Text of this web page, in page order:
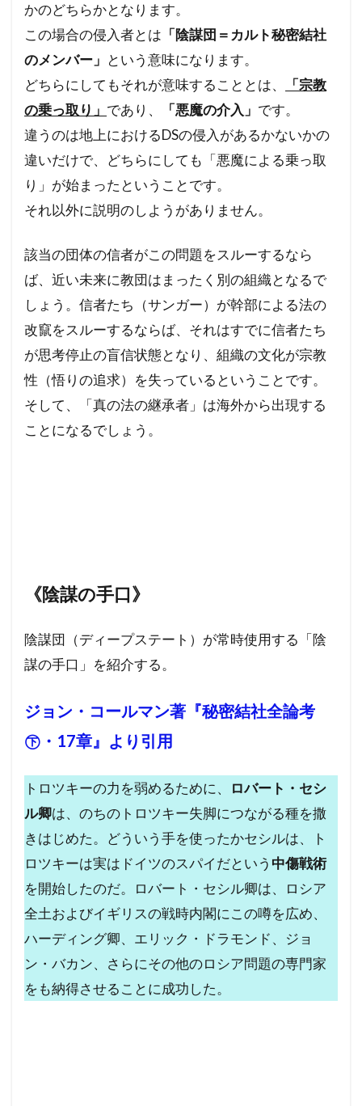
かのどちらかとなります。
この場合の侵入者とは 「陰謀団＝カルト秘密結社
のメンバー」 という意味になります。
どちらにしてもそれが意味することとは、
「宗教
の乗っ取り」 であり、 「悪魔の介入」 です。
違うのは地上におけるDSの侵入があるかないかの
違いだけで、どちらにしても「悪魔による乗っ取
り」が始まったということです。
それ以外に説明のしようがありません。
該当の団体の信者がこの問題をスルーするなら
ば、近い未来に教団はまったく別の組織となるで
しょう。信者たち（サンガー）が幹部による法の
改竄をスルーするならば、それはすでに信者たち
が思考停止の盲信状態となり、組織の文化が宗教
性（悟りの追求）を失っているということです。
そして、「真の法の継承者」は海外から出現する
ことになるでしょう。
《陰謀の手口》
陰謀団（ディープステート）が常時使用する「陰
謀の手口」を紹介する。
ジョン・コールマン著『秘密結社全論考
㊦・17章』より引用
トロツキーの力を弱めるために、
ロバート・セシ
ル卿は、のちのトロツキー失脚につながる種を撒
きはじめた。どういう手を使ったかセシルは、ト
ロツキーは実はドイツのスパイだという 中傷戦術
を開始したのだ。ロバート・セシル卿は、ロシア
全土およびイギリスの戦時内閣にこの噂を広め、
ハーディング卿、エリック・ドラモンド、ジョ
ン・バカン、さらにその他のロシア問題の専門家
をも納得させることに成功した。